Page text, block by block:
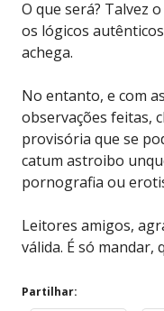
O que será? Talvez
os lógicos
achega.
No entanto, e com
observações feitas,
provisória que se
catum astroibo
pornografia ou
Leitores amigos,
válida. É só mandar,
Partilhar: